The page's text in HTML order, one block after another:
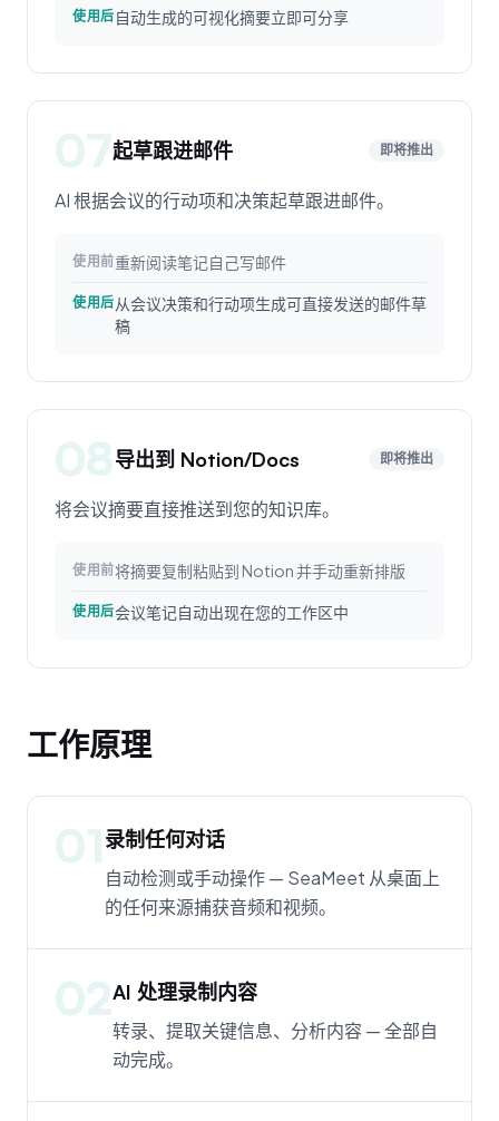
使用后 自动生成的可视化摘要立即可分享
07起草跟进邮件 即将推出
AI 根据会议的行动项和决策起草跟进邮件。
使用前重新阅读笔记自己写邮件
使用后 从会议决策和行动项生成可直接发送的邮件草
稿
08导出到 Notion/Docs 即将推出
将会议摘要直接推送到您的知识库。
使用前将摘要复制粘贴到 Notion 并手动重新排版
使用后会议笔记自动出现在您的工作区中
工作原理
01录制任何对话
自动检测或手动操作 — SeaMeet 从桌面上
的任何来源捕获音频和视频。
02AI 处理录制内容
转录、提取关键信息、分析内容 — 全部自
动完成。